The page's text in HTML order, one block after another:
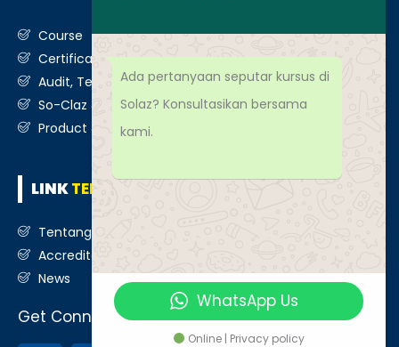
Course
Certification
Audit, Testing, Consultancy & Assessment
So-Claz & Smart Benchmark
Product & Services
LINKTERKAIT
Tentang Kami
Accreditation
News
Get Connected
Ada pertanyaan seputar kursus di
Solaz? Konsultasikan bersama
kami.
WhatsApp Us
Online | Privacy policy